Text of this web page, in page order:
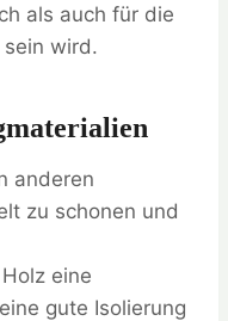
als auch für die
wird.
anderen
zu schonen und
eine
gute Isolierung